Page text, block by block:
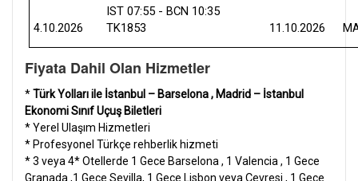
4.10.2026
IST 07:55 - BCN 10:35
TK1853
11.10.2026
Fiyata Dahil Olan Hizmetler
*Türk Yolları ile İstanbul – Barselona , Madrid – İstanbul
Ekonomi Sınıf Uçuş Biletleri
* Yerel Ulaşım Hizmetleri
* Profesyonel Türkçe rehberlik hizmeti
* 3 veya 4* Otellerde 1 Gece Barselona , 1 Valencia , 1 Gece
Granada ,1 Gece Sevilla, 1 Gece Lisbon veya Çevresi , 1 Gece